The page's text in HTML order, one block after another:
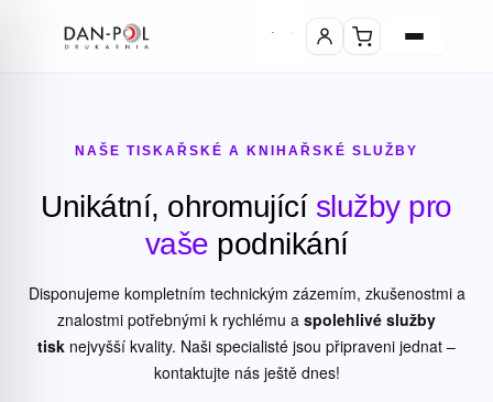
NAŠE TISKAŘSKÉ A KNIHAŘSKÉ SLUŽBY
Unikátní, ohromující služby pro
vaše podnikání
Disponujeme kompletním technickým zázemím, zkušenostmi a
znalostmi potřebnými k rychlému a spolehlivé služby
tisk nejvyšší kvality. Naši specialisté jsou připraveni jednat –
kontaktujte nás ještě dnes!